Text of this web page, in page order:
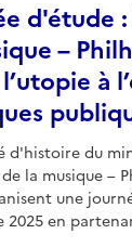
d'étude
–
à
d'histoire du
la musique –
une
2025 en